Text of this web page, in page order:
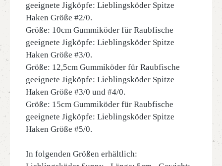
geeignete Jigköpfe: Lieblingsköder Spitze
Haken Größe #2/0.
Größe: 10cm Gummiköder für Raubfische
geeignete Jigköpfe: Lieblingsköder Spitze
Haken Größe #3/0.
Größe: 12,5cm Gummiköder für Raubfische
geeignete Jigköpfe: Lieblingsköder Spitze
Haken Größe #3/0 und #4/0.
Größe: 15cm Gummiköder für Raubfische
geeignete Jigköpfe: Lieblingsköder Spitze
Haken Größe #5/0.
In folgenden Größen erhältlich: